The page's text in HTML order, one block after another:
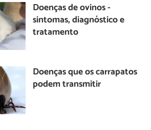
Doenças de ovinos -
sintomas, diagnóstico e
tratamento
Doenças que os carrapatos
podem transmitir